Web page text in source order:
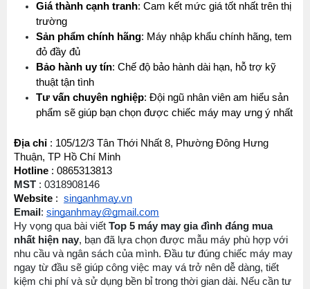
Giá thành cạnh tranh: Cam kết mức giá tốt nhất trên thị
trường
Sản phẩm chính hãng: Máy nhập khẩu chính hãng, tem
đỏ đầy đủ
Bảo hành uy tín: Chế độ bảo hành dài hạn, hỗ trợ kỹ
thuật tận tình
Tư vấn chuyên nghiệp: Đội ngũ nhân viên am hiểu sản
phẩm sẽ giúp bạn chọn được chiếc máy may ưng ý nhất
Địa chỉ : 105/12/3 Tân Thới Nhất 8, Phường Đông Hưng
Thuận, TP Hồ Chí Minh
Hotline : 0865313813
MST : 0318908146
Website : singanhmay.vn
Email : singanhmay@gmail.com
Hy vọng qua bài viết Top 5 máy may gia đình đáng mua
nhất hiện nay, bạn đã lựa chọn được mẫu máy phù hợp với
nhu cầu và ngân sách của mình. Đầu tư đúng chiếc máy may
ngay từ đầu sẽ giúp công việc may vá trở nên dễ dàng, tiết
kiệm chi phí và sử dụng bền bỉ trong thời gian dài. Nếu cần tư